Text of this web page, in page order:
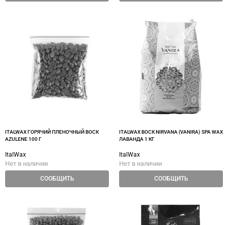
ITALWAX ГОРЯЧИЙ ПЛЕНОЧНЫЙ ВОСК
AZULENЕ 100 Г
ItalWax
Нет в наличии
СООБЩИТЬ
ITALWAX ВОСК NIRVANA (VANIRA) SPA WAX
ЛАВАНДА 1 КГ
ItalWax
Нет в наличии
СООБЩИТЬ